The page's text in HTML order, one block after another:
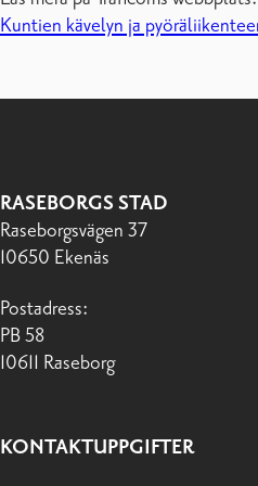
Kuntien kävelyn ja
RASEBORGS STAD
Raseborgsvägen 37
10650 Ekenäs
Postadress:
PB 58
10611 Raseborg
KONTAKTUPPGIFTER